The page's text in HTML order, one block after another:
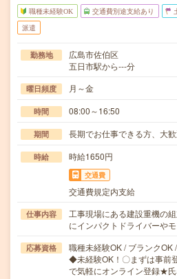
職種未経験OK 交通費別途支給あり
派遣
勤務地
広島市佐伯区
五日市駅から---分
曜日頻度 月～金
時間 08:00～16:50
期間 長期でお仕事できる方、大歓
時給 時給1650円
交通費
交通費規定内支給
仕事内容
工事現場にある建設重機の
にインパクトドライバーや
応募資格
職種未経験OK / ブランクOK
◆未経験OK！〇まずは事前
で気軽にオンライン登録★